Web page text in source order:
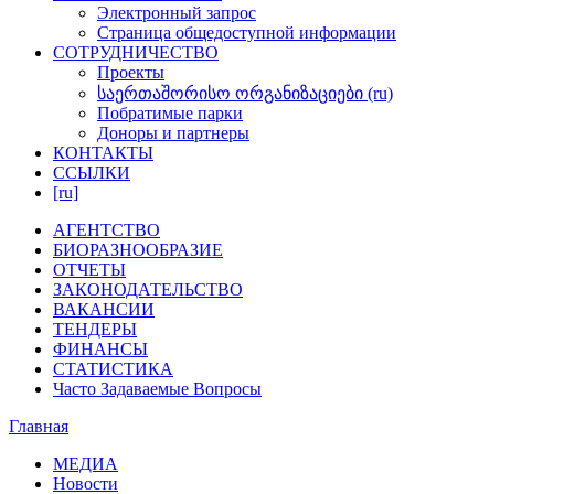
Электронный запрос
Cтраница общедоступнoй информации
СОТРУДНИЧЕСТВО
Проекты
საერთაშორისო ორგანიზაციები (ru)
Побратимые парки
Доноры и партнеры
КОНТАКТЫ
ССЫЛКИ
[ru]
АГЕНТСТВО
БИОРАЗНООБРАЗИЕ
ОТЧЕТЫ
ЗАКОНОДАТЕЛЬСТВО
ВАКАНСИИ
ТЕНДЕРЫ
ФИНАНСЫ
СТАТИСТИКА
Часто Задаваемые Вопросы
Главная
МЕДИА
Новости